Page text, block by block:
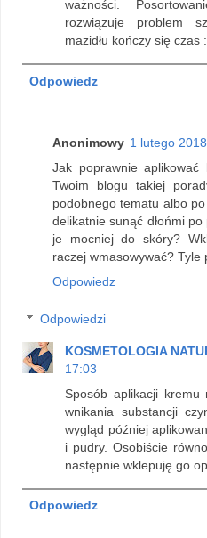
ważności.
rozwiązuje problem
mazidłu kończy się czas
Odpowiedz
Anonimowy 1 lutego
Jak poprawnie aplikować
Twoim blogu takiej
podobnego tematu albo
delikatnie sunąć dłońmi
je mocniej do skóry?
raczej wmasowywać? Tyle
Odpowiedz
Odpowiedzi
KOSMETOLOGIA
17:03
Sposób aplikacji kremu
wnikania substancji
wygląd później
i pudry. Osobiście
następnie wklepuję go
Odpowiedz